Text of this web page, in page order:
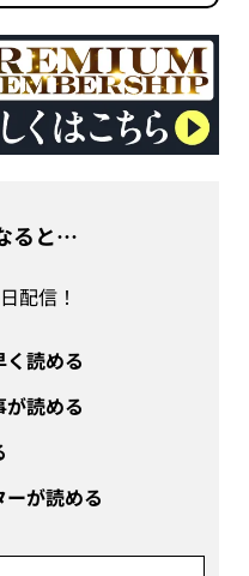
ると…
配信！
読める
読める
が読める